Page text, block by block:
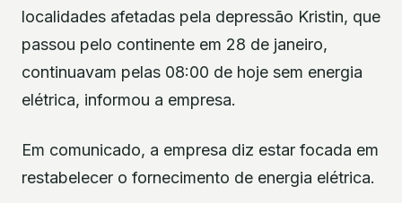
localidades afetadas pela depressão Kristin, que
passou pelo continente em 28 de janeiro,
continuavam pelas 08:00 de hoje sem energia
elétrica, informou a empresa.
Em comunicado, a empresa diz estar focada em
restabelecer o fornecimento de energia elétrica.